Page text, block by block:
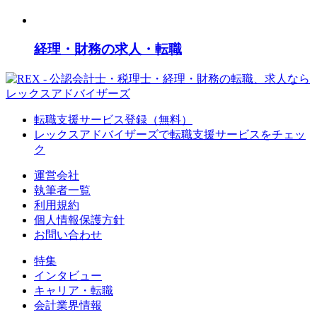
経理・財務の求人・転職
転職支援サービス登録（無料）
レックスアドバイザーズで転職支援サービスをチェッ
ク
運営会社
執筆者一覧
利用規約
個人情報保護方針
お問い合わせ
特集
インタビュー
キャリア・転職
会計業界情報